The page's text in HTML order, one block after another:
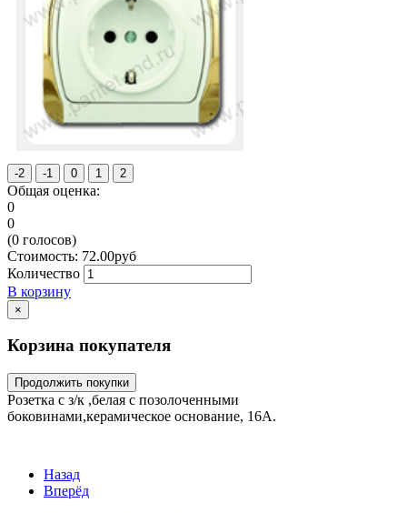
Общая оценка:
0
0
(0 голосов)
Стоимость: 72.00руб
Количество
В корзину
×
Корзина покупателя
Продолжить покупки
Розетка с з/к ,белая с позолоченными
боковинами,керамическое основание, 16А.
Назад
Вперёд